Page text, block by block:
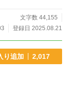
文字数 44,155
登録日 2025.08.21
り追加 2,017